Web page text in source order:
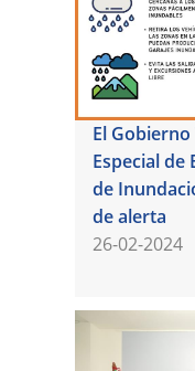
El
Especial de
de
de alerta
26-02-2024